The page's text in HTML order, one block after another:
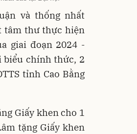
và thống nhất
tâm thư thực hiện
giai đoạn 2024 -
biểu chính thức, 2
tỉnh Cao Bằng
Giấy khen cho 1
tặng Giấy khen